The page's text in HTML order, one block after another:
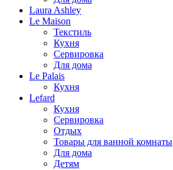
Laura Ashley
Le Maison
Текстиль
Кухня
Сервировка
Для дома
Le Palais
Кухня
Lefard
Кухня
Сервировка
Отдых
Товары для ванной комнаты
Для дома
Детям